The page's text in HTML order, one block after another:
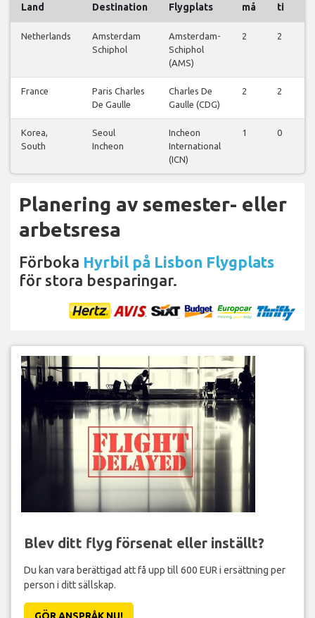
Land Destination Flygplats må ti
Netherlands
Amsterdam
Schiphol
Amsterdam-
Schiphol
(AMS)
2 2
France
Paris Charles
De Gaulle
Charles De
Gaulle (CDG)
2 2
Korea,
South
Seoul
Incheon
Incheon
International
(ICN)
1 0
Planering av semester- eller
arbetsresa
Förboka Hyrbil på Lisbon Flygplats
för stora besparingar.
Blev ditt flyg försenat eller inställt?
Du kan vara berättigad att få upp till 600 EUR i ersättning per
person i ditt sällskap.